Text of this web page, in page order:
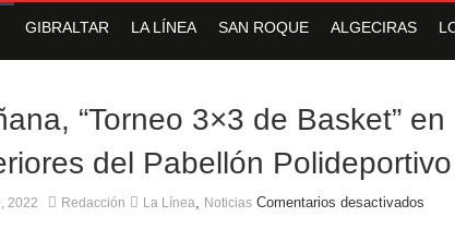
GIBRALTAR LA LÍNEA SAN ROQUE ALGECIRAS
“Torneo 3×3 de Basket”
del Pabellón Polideportivo
2022 Redacción La Línea, Noticias Comentarios desactivados